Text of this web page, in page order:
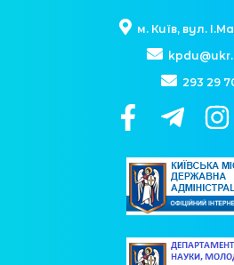
м. Київ, вул.
293 29